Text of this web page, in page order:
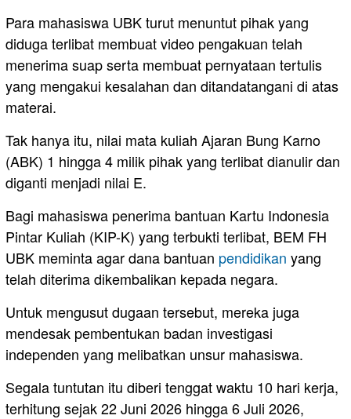
Para mahasiswa UBK turut menuntut pihak yang
diduga terlibat membuat video pengakuan telah
menerima suap serta membuat pernyataan tertulis
yang mengakui kesalahan dan ditandatangani di atas
materai.
Tak hanya itu, nilai mata kuliah Ajaran Bung Karno
(ABK) 1 hingga 4 milik pihak yang terlibat dianulir dan
diganti menjadi nilai E.
Bagi mahasiswa penerima bantuan Kartu Indonesia
Pintar Kuliah (KIP-K) yang terbukti terlibat, BEM FH
UBK meminta agar dana bantuan pendidikan yang
telah diterima dikembalikan kepada negara.
Untuk mengusut dugaan tersebut, mereka juga
mendesak pembentukan badan investigasi
independen yang melibatkan unsur mahasiswa.
Segala tuntutan itu diberi tenggat waktu 10 hari kerja,
terhitung sejak 22 Juni 2026 hingga 6 Juli 2026,